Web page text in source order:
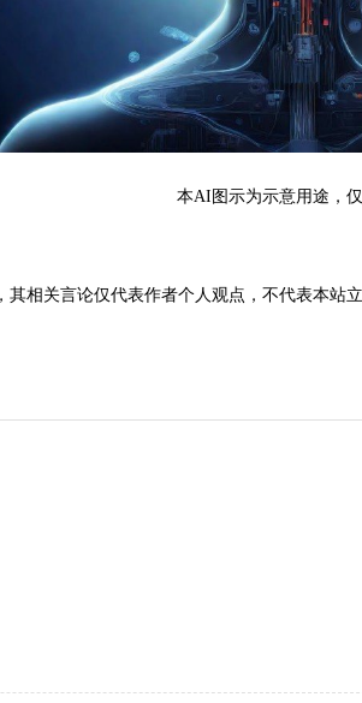
本AI图示为示意用途，
其相关言论仅代表作者个人观点，不代表本